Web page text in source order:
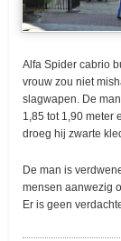
Alfa Spider cabrio
vrouw zou niet
slagwapen. De
1,85 tot 1,90 meter
droeg hij zwarte
De man is
mensen aanwezig
Er is geen